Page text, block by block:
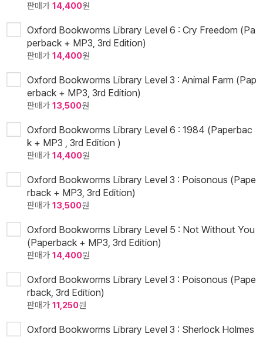
판매가 14,400원
Oxford Bookworms Library Level 6 : Cry Freedom (Pa
perback + MP3, 3rd Edition)
판매가 14,400원
Oxford Bookworms Library Level 3 : Animal Farm (Pap
erback + MP3, 3rd Edition)
판매가 13,500원
Oxford Bookworms Library Level 6 : 1984 (Paperbac
k + MP3 , 3rd Edition )
판매가 14,400원
Oxford Bookworms Library Level 3 : Poisonous (Pape
rback + MP3, 3rd Edition)
판매가 13,500원
Oxford Bookworms Library Level 5 : Not Without You
(Paperback + MP3, 3rd Edition)
판매가 14,400원
Oxford Bookworms Library Level 3 : Poisonous (Pape
rback, 3rd Edition)
판매가 11,250원
Oxford Bookworms Library Level 3 : Sherlock Holmes